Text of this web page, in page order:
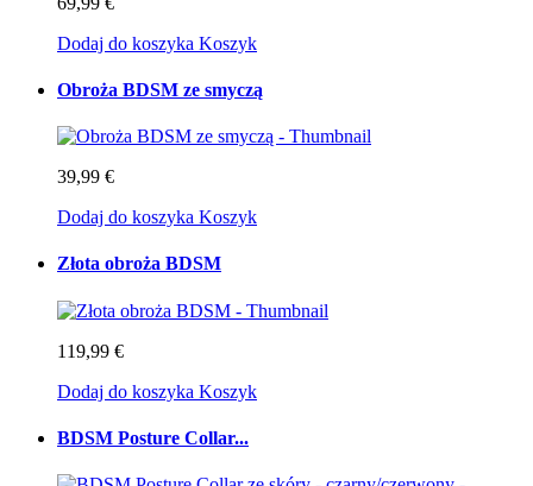
Dodaj do koszyka Koszyk
Obroża BDSM ze smyczą
39,99 €
Dodaj do koszyka Koszyk
Złota obroża BDSM
119,99 €
Dodaj do koszyka Koszyk
BDSM Posture Collar...